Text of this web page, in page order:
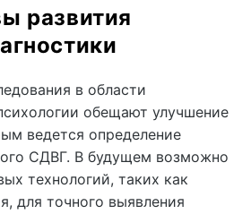
развития
в области
обещают улучшение
ведется определение
СДВГ. В будущем возможно
технологий, таких как
для точного выявления